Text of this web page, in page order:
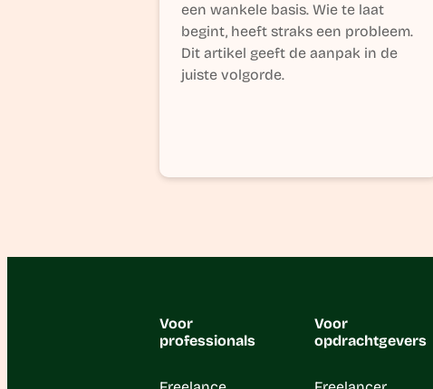
een wankele basis. Wie te laat
begint, heeft straks een probleem.
Dit artikel geeft de aanpak in de
juiste volgorde.
Voor
professionals
Voor
opdrachtgevers